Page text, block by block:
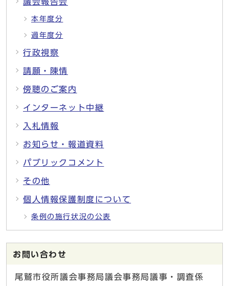
本年度分
過年度分
行政視察
請願・陳情
傍聴のご案内
インターネット中継
入札情報
お知らせ・報道資料
パブリックコメント
その他
個人情報保護制度について
条例の施行状況の公表
お問い合わせ
尾鷲市役所議会事務局議会事務局議事・調査係